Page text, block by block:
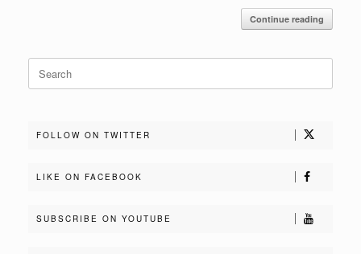
Continue reading
Search
for:
FOLLOW ON TWITTER
LIKE ON FACEBOOK
SUBSCRIBE ON YOUTUBE